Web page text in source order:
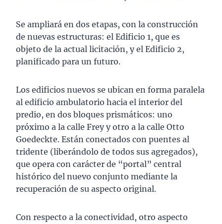
Se ampliará en dos etapas, con la construcción
de nuevas estructuras: el Edificio 1, que es
objeto de la actual licitación, y el Edificio 2,
planificado para un futuro.
Los edificios nuevos se ubican en forma paralela
al edificio ambulatorio hacia el interior del
predio, en dos bloques prismáticos: uno
próximo a la calle Frey y otro a la calle Otto
Goedeckte. Están conectados con puentes al
tridente (liberándolo de todos sus agregados),
que opera con carácter de “portal” central
histórico del nuevo conjunto mediante la
recuperación de su aspecto original.
Con respecto a la conectividad, otro aspecto